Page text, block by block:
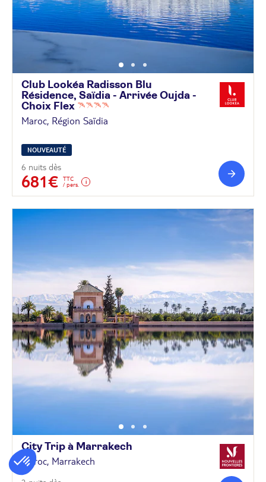
Club Lookéa Radisson Blu
Résidence, Saïdia - Arrivée Oujda -
Choix Flex
Maroc, Région Saïdia
NOUVEAUTÉ
6 nuits dès
681€
TTC
/ pers.
City Trip à Marrakech
Maroc, Marrakech